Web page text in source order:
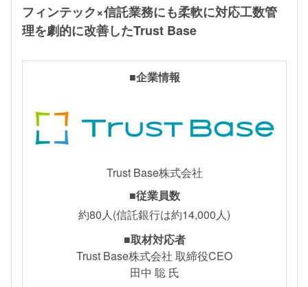
フィンテック×信託業務にも柔軟に対応工数管
理を劇的に改善したTrust Base
■企業情報
Trust Base株式会社
■従業員数
約80人(信託銀行は約14,000人)
■取材対応者
Trust Base株式会社 取締役CEO
田中 聡 氏